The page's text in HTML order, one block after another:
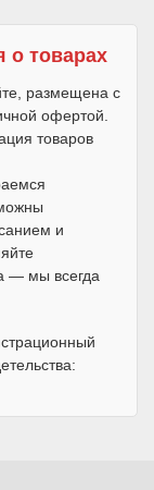
о товарах
размещена с
офертой.
товаров
и
— мы всегда